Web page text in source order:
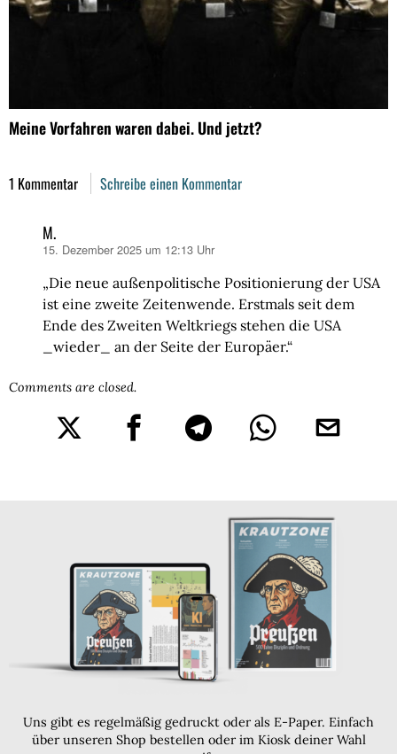
Meine Vorfahren waren dabei. Und jetzt?
1 Kommentar Schreibe einen Kommentar
M.
sagt:
15. Dezember 2025 um 12:13 Uhr
„Die neue außenpolitische Positionierung der USA
ist eine zweite Zeitenwende. Erstmals seit dem
Ende des Zweiten Weltkriegs stehen die USA
_wieder_ an der Seite der Europäer.“
Comments are closed.
Uns gibt es regelmäßig gedruckt oder als E-Paper. Einfach
über unseren Shop bestellen oder im Kiosk deiner Wahl